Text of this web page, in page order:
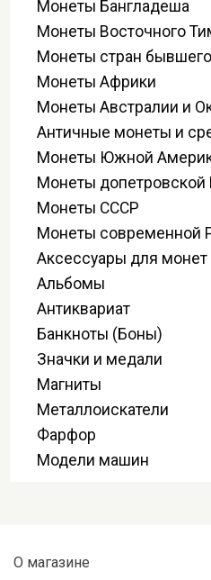
Монеты Бангладеша
Монеты Восточного
Монеты стран
Монеты Африки
Монеты Австралии и
Античные монеты и
Монеты Южной
Монеты допетровской
Монеты СССР
Монеты современной
Аксессуары для монет
Альбомы
Антиквариат
Банкноты (Боны)
Значки и медали
Магниты
Металлоискатели
Фарфор
Модели машин
О магазине